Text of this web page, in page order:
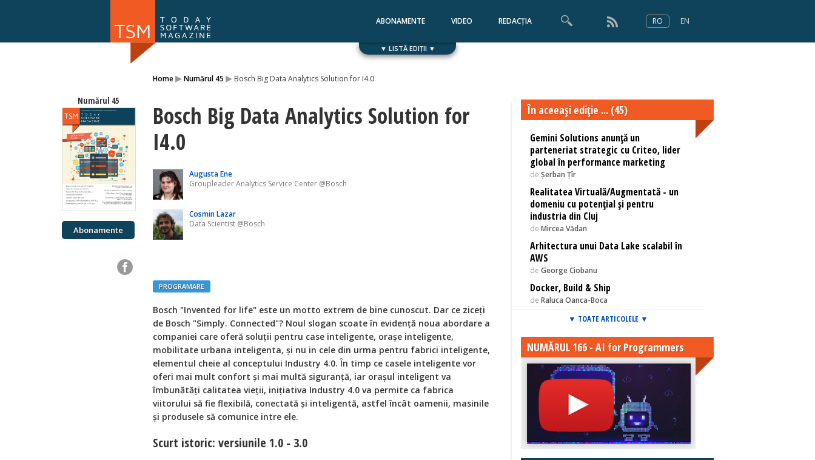
ABONAMENTE VIDEO REDACȚIA RO EN
▼ LISTĂ EDIȚII ▼
Home▸Numărul 45 ▸ Bosch Big Data Analytics Solution for I4.0
Numărul 45
Abonamente
Bosch Big Data Analytics Solution for
I4.0
Augusta Ene
Groupleader Analytics Service Center @Bosch
Cosmin Lazar
Data Scientist @Bosch
PROGRAMARE
Bosch "Invented for life" este un motto extrem de bine cunoscut. Dar ce ziceți
de Bosch "Simply. Connected"? Noul slogan scoate în evidență noua abordare a
companiei care oferă soluții pentru case inteligente, orașe inteligente,
mobilitate urbana inteligenta, și nu in cele din urma pentru fabrici inteligente,
elementul cheie al conceptului Industry 4.0. În timp ce casele inteligente vor
oferi mai mult confort și mai multă siguranță, iar orașul inteligent va
îmbunătăți calitatea vieții, inițiativa Industry 4.0 va permite ca fabrica
viitorului să fie flexibilă, conectată și inteligentă, astfel încât oamenii, masinile
și produsele să comunice intre ele.
Scurt istoric: versiunile 1.0 - 3.0
În aceeaşi ediţie ... (45)
Gemini Solutions anunță un
parteneriat strategic cu Criteo, lider
global în performance marketing
de Șerban Țîr
Realitatea Virtuală/Augmentată - un
domeniu cu potențial și pentru
industria din Cluj
de Mircea Vădan
Arhitectura unui Data Lake scalabil în
AWS
de George Ciobanu
Docker, Build & Ship
de Raluca Oanca-Boca
▼ TOATE ARTICOLELE ▼
NUMĂRUL 166 - AI for Programmers